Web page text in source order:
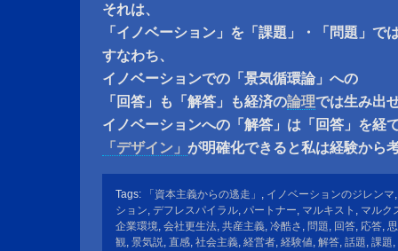
それは、
「イノベーション」を「課題」・「問題」で
すなわち、
イノベーションでの「景気循環論」への
「回答」も「解答」も経済の論理では生み出
イノベーションへの「解答」は「回答」を経
「デザイン」 が明確化できると私は経験から
Tags: 「資本主義からの逃走」 , イノベーションのジレンマ
ション, デフレスパイラル, パートナー, マルキスト , マルク
企業環境, 会社更生法, 共産主義, 冷酷さ , 問題, 回答, 応答,
観, 景気説, 直感, 社会主義, 経営者, 経験値, 解答, 話題, 課題,